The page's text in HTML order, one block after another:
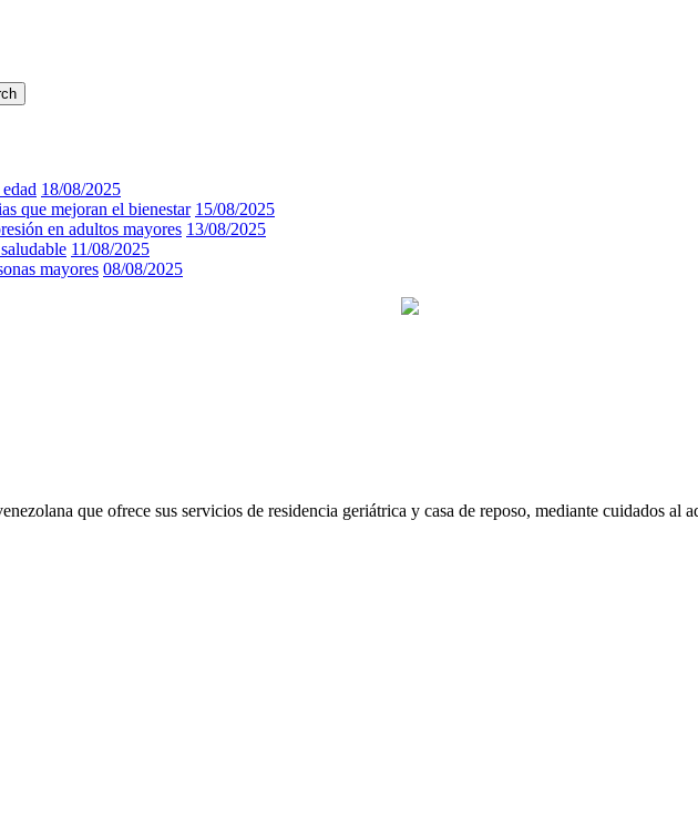
18/08/2025
que mejoran el bienestar 15/08/2025
en adultos mayores 13/08/2025
11/08/2025
mayores 08/08/2025
que ofrece sus servicios de residencia geriátrica y casa de reposo, mediante cuidados al